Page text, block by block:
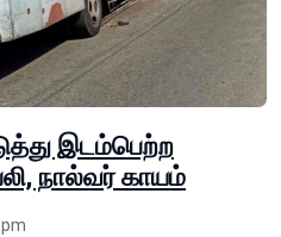
இடம்பெற்ற
நால்வர் காயம்